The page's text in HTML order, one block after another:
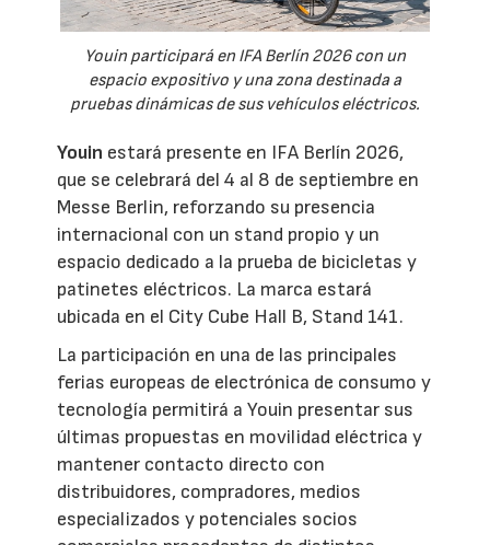
Youin participará en IFA Berlín 2026 con un
espacio expositivo y una zona destinada a
pruebas dinámicas de sus vehículos eléctricos.
Youin estará presente en IFA Berlín 2026,
que se celebrará del 4 al 8 de septiembre en
Messe Berlin, reforzando su presencia
internacional con un stand propio y un
espacio dedicado a la prueba de bicicletas y
patinetes eléctricos. La marca estará
ubicada en el City Cube Hall B, Stand 141.
La participación en una de las principales
ferias europeas de electrónica de consumo y
tecnología permitirá a Youin presentar sus
últimas propuestas en movilidad eléctrica y
mantener contacto directo con
distribuidores, compradores, medios
especializados y potenciales socios